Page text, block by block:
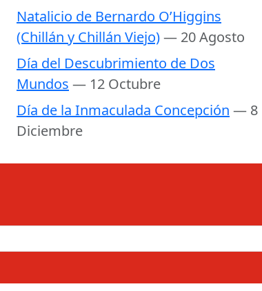
Natalicio de Bernardo O’Higgins
(Chillán y Chillán Viejo)— 20 Agosto
Día del Descubrimiento de Dos
Mundos — 12 Octubre
Día de la Inmaculada Concepción — 8
Diciembre